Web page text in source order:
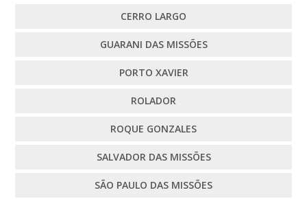
CERRO LARGO
GUARANI DAS MISSÕES
PORTO XAVIER
ROLADOR
ROQUE GONZALES
SALVADOR DAS MISSÕES
SÃO PAULO DAS MISSÕES